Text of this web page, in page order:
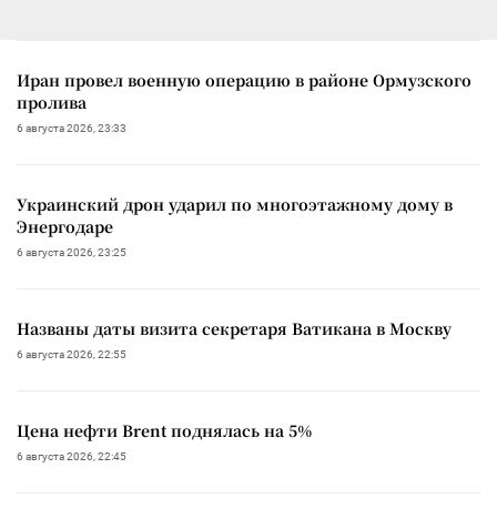
Иран провел военную операцию в районе Ормузского
пролива
6 августа 2026, 23:33
Украинский дрон ударил по многоэтажному дому в
Энергодаре
6 августа 2026, 23:25
Названы даты визита секретаря Ватикана в Москву
6 августа 2026, 22:55
Цена нефти Brent поднялась на 5%
6 августа 2026, 22:45